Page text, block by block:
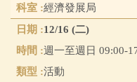
經濟發展局
12/16 (二)
週一至週日 09:00-
活動